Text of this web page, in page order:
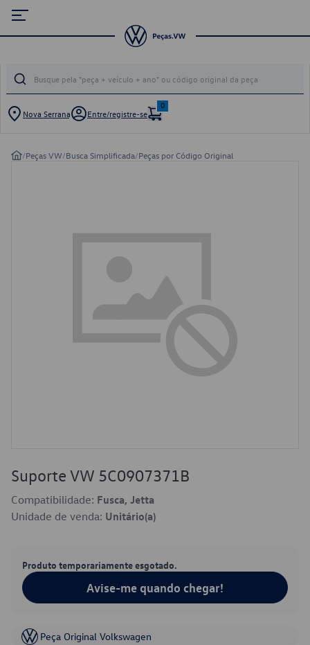
Nova Serrana Entre/registre-se
0
/Peças VW/Busca Simplificada/Peças por Código Original
Suporte VW 5C0907371B
Compatibilidade: Fusca, Jetta
Unidade de venda: Unitário(a)
Produto temporariamente esgotado.
Avise-me quando chegar!
Peça Original Volkswagen